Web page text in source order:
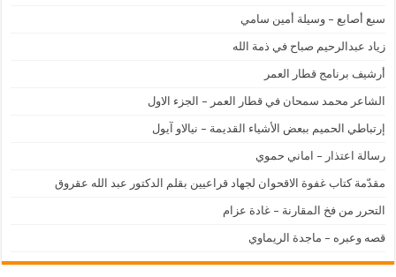
سبع أصابع – وسيلة أمين سامي
زياد عبدالرحيم صباح في ذمة الله
أرشيف برنامج قطار العمر
الشاعر محمد سمحان في قطار العمر – الجزء الاول
إرتباطي الحميم ببعض الأشياء القديمة – نيالاو آيول
رسالة اعتذار – اماني حموي
مقدّمة كتاب غفوة الاقحوان لجهاد قراعيين بقلم الدكتور عبد الله عقروق
التحرر من فخ المقارنة – غادة عزام
قصه وعبره – ماجدة الريماوي